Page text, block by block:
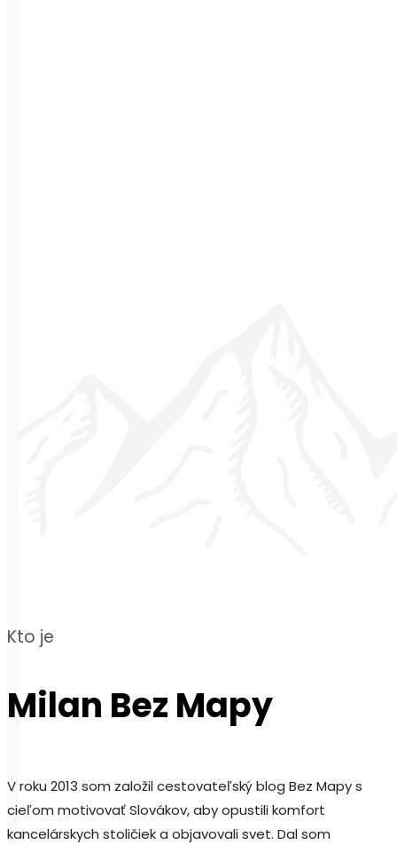
Kto je
Milan Bez Mapy
V roku 2013 som založil cestovateľský blog Bez Mapy s
cieľom motivovať Slovákov, aby opustili komfort
kancelárskych stoličiek a objavovali svet. Dal som